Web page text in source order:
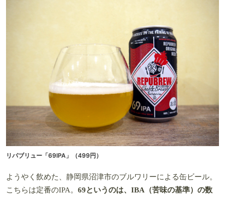
リパブリュー「69IPA」（499円）
ようやく飲めた、静岡県沼津市のブルワリーによる缶ビール。
こちらは定番のIPA。 69というのは、IBA（苦味の基準）の数